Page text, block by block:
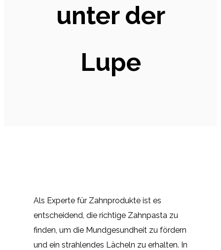
unter der
Lupe
Als Experte für Zahnprodukte ist es
entscheidend, die richtige Zahnpasta zu
finden, um die Mundgesundheit zu fördern
und ein strahlendes Lächeln zu erhalten. In